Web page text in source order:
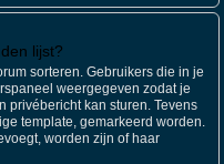
lijst?
sorteren. Gebruikers die in je
weergegeven zodat je
privébericht kan sturen. Tevens
template, gemarkeerd worden.
worden zijn of haar